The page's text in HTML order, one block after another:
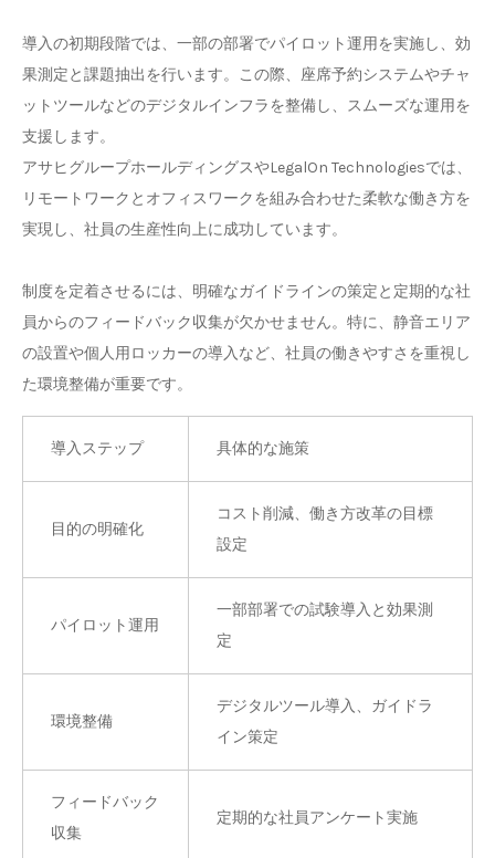
導入の初期段階では、一部の部署でパイロット運用を実施し、効
果測定と課題抽出を行います。この際、座席予約システムやチャ
ットツールなどのデジタルインフラを整備し、スムーズな運用を
支援します。
アサヒグループホールディングスやLegalOn Technologiesでは、
リモートワークとオフィスワークを組み合わせた柔軟な働き方を
実現し、社員の生産性向上に成功しています。
制度を定着させるには、明確なガイドラインの策定と定期的な社
員からのフィードバック収集が欠かせません。特に、静音エリア
の設置や個人用ロッカーの導入など、社員の働きやすさを重視し
た環境整備が重要です。
導入ステップ 具体的な施策
目的の明確化
コスト削減、働き方改革の目標
設定
パイロット運用
一部部署での試験導入と効果測
定
環境整備
デジタルツール導入、ガイドラ
イン策定
フィードバック
収集
定期的な社員アンケート実施